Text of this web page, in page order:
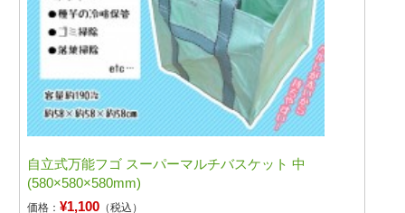
自立式万能フゴ スーパーマルチバスケット 中
(580×580×580mm)
価格：¥1,100 （税込）